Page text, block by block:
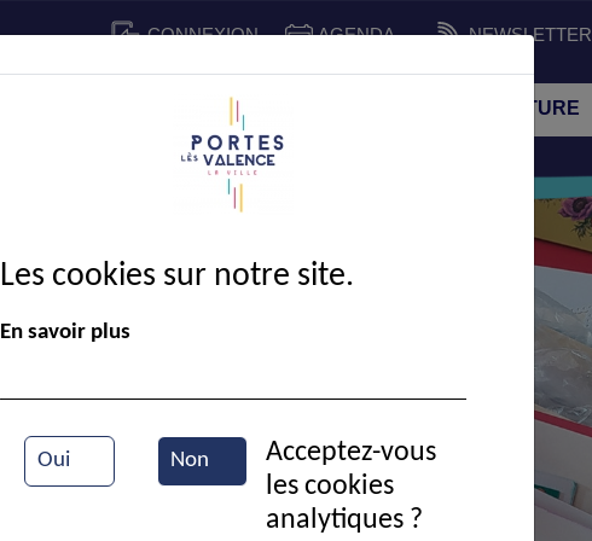
CONNEXION AGENDA NEWSLETTER
CADRE DE VIE SPORT ET CULTURE
La Pitchouline en visite chez les pompiers
Les cookies sur notre site.
En savoir plus
Oui Non
Acceptez-vous
les cookies
analytiques ?